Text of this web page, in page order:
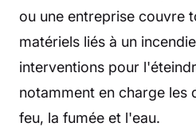
ou une entreprise couvre
matériels liés à un
interventions pour
notamment en charge les
feu, la fumée et l'eau.